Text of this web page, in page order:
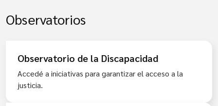
Observatorios
Observatorio de la Discapacidad
Accedé a iniciativas para garantizar el acceso a la
justicia.